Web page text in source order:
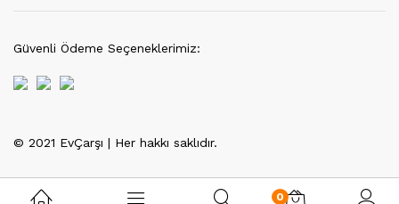
7/24 Canlı Destek
© 2021 EvÇarşı | Her hakkı saklıdır.
Güvenli Ödeme Seçeneklerimiz:
0